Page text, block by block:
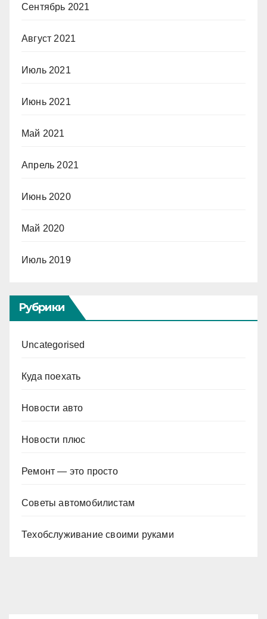
Сентябрь 2021
Август 2021
Июль 2021
Июнь 2021
Май 2021
Апрель 2021
Июнь 2020
Май 2020
Июль 2019
Рубрики
Uncategorised
Куда поехать
Новости авто
Новости плюс
Ремонт — это просто
Советы автомобилистам
Техобслуживание своими руками